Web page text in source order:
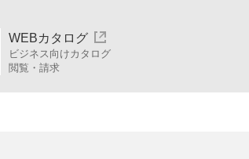
WEBカタログ
ビジネス向けカタログ
閲覧・請求